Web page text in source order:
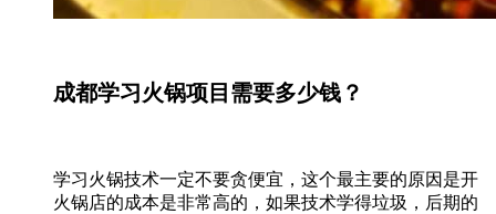
成都学习火锅项目需要多少钱？
学习火锅技术一定不要贪便宜，这个最主要的原因是开
火锅店的成本是非常高的，如果技术学得垃圾，后期的